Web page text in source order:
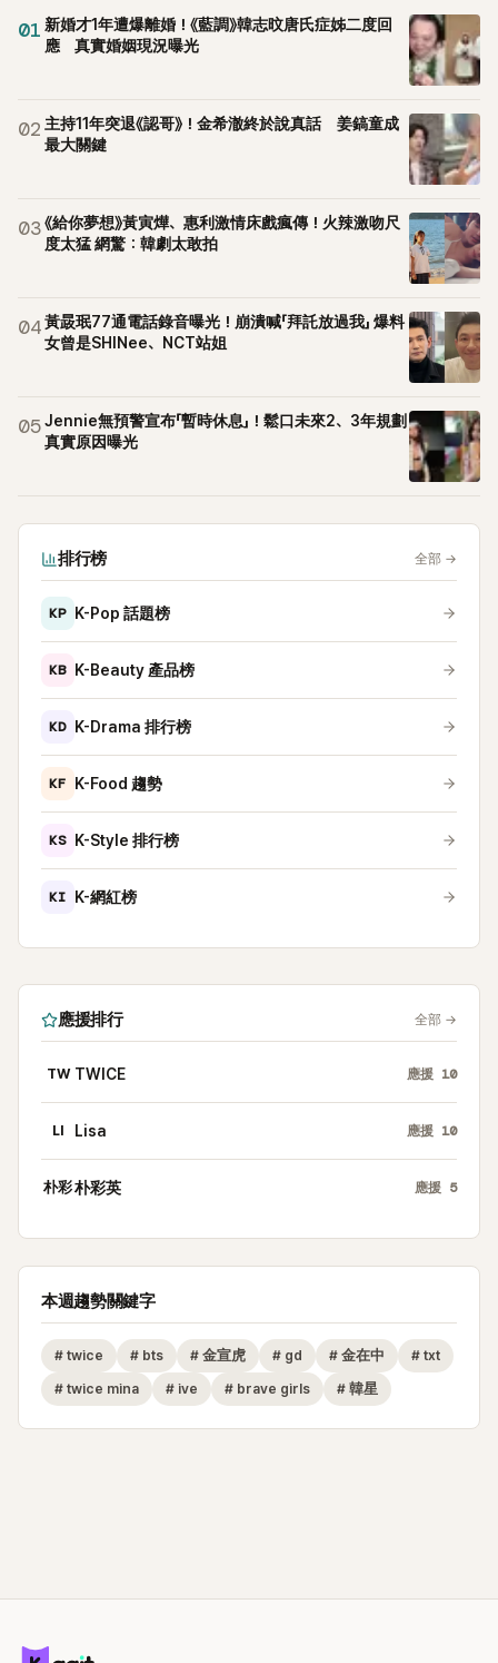
01 新婚才1年遭爆離婚！《藍調》韓志旼唐氏症姊二度回
應 真實婚姻現況曝光
02 主持11年突退《認哥》！金希澈終於說真話 姜鎬童成
最大關鍵
03《給你夢想》黃寅燁、惠利激情床戲瘋傳！火辣激吻尺
度太猛 網驚：韓劇太敢拍
04黃晸珉77通電話錄音曝光！崩潰喊「拜託放過我」 爆料
女曾是SHINee、NCT站姐
05Jennie無預警宣布「暫時休息」！鬆口未來2、3年規劃
真實原因曝光
排行榜 全部 →
KP K-Pop 話題榜
KB K-Beauty 產品榜
KD K-Drama 排行榜
KF K-Food 趨勢
KS K-Style 排行榜
KI K-網紅榜
應援排行 全部 →
TW TWICE 應援 10
LI Lisa 應援 10
朴彩朴彩英 應援 5
本週趨勢關鍵字
# twice # bts # 金宣虎 # gd # 金在中 # txt
# twice mina # ive # brave girls # 韓星